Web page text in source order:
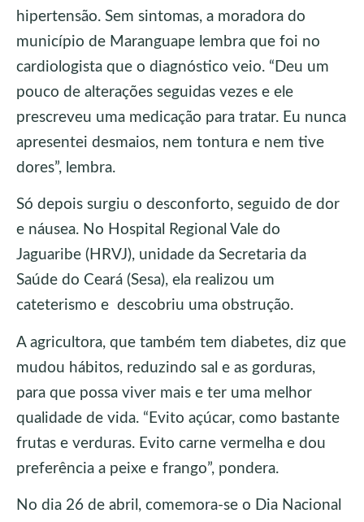
hipertensão. Sem sintomas, a moradora do
município de Maranguape lembra que foi no
cardiologista que o diagnóstico veio. “Deu um
pouco de alterações seguidas vezes e ele
prescreveu uma medicação para tratar. Eu nunca
apresentei desmaios, nem tontura e nem tive
dores”, lembra.
Só depois surgiu o desconforto, seguido de dor
e náusea. No Hospital Regional Vale do
Jaguaribe (HRVJ), unidade da Secretaria da
Saúde do Ceará (Sesa), ela realizou um
cateterismo e descobriu uma obstrução.
A agricultora, que também tem diabetes, diz que
mudou hábitos, reduzindo sal e as gorduras,
para que possa viver mais e ter uma melhor
qualidade de vida. “Evito açúcar, como bastante
frutas e verduras. Evito carne vermelha e dou
preferência a peixe e frango”, pondera.
No dia 26 de abril, comemora-se o Dia Nacional